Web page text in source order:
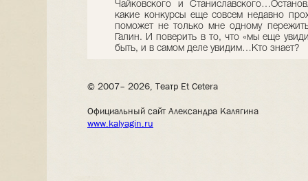
Чайковского и
какие конкурсы еще совсем недавно
поможет не только мне одному
Галин. И поверить в то, что «мы еще
быть, и в самом деле увидим…Кто знает?
© 2007– 2026, Театр Et Cetera
Официальный сайт Александра Калягина
www.kalyagin.ru